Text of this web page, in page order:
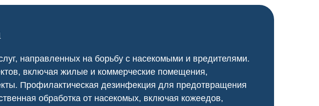
направленных на борьбу с насекомыми и вредителями.
включая жилые и коммерческие помещения,
Профилактическая дезинфекция для предотвращения
обработка от насекомых, включая кожеедов,